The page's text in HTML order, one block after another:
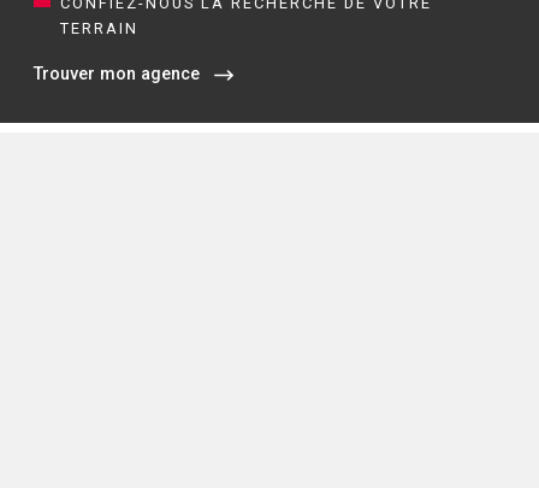
TERRAIN
Trouver mon agence